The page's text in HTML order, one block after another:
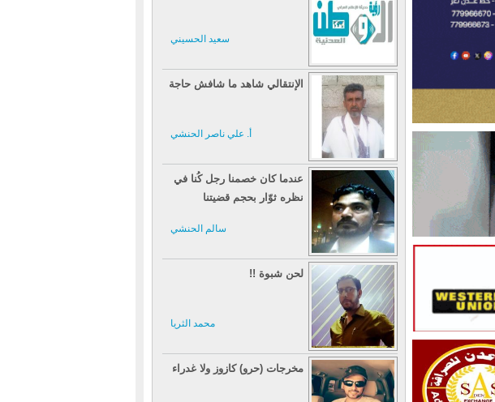
سعيد الحسيني
الإنتقالي شاهد ما شافش حاجة
أ. علي ناصر الحنشي
عندما كان خصمنا رجل كُنا في
نظره ثوّار بحجم قضيتنا
سالم الحنشي
لحن شبوة !!
محمد الثريا
مخرجات (حرو) كازوز ولا غدراء